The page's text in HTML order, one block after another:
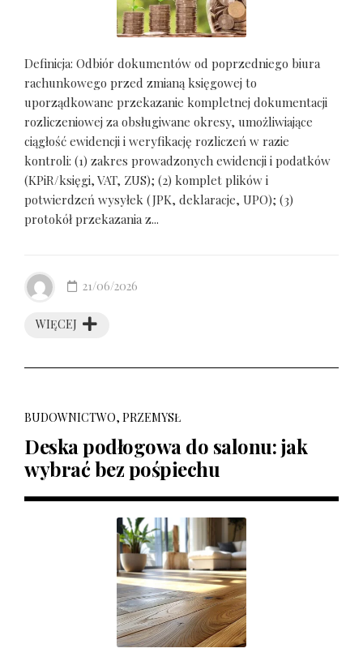
Definicja: Odbiór dokumentów od poprzedniego biura
rachunkowego przed zmianą księgowej to
uporządkowane przekazanie kompletnej dokumentacji
rozliczeniowej za obsługiwane okresy, umożliwiające
ciągłość ewidencji i weryfikację rozliczeń w razie
kontroli: (1) zakres prowadzonych ewidencji i podatków
(KPiR/księgi, VAT, ZUS); (2) komplet plików i
potwierdzeń wysyłek (JPK, deklaracje, UPO); (3)
protokół przekazania z...
WIĘCEJ
21/06/2026
BUDOWNICTWO, PRZEMYSŁ
Deska podłogowa do salonu: jak
wybrać bez pośpiechu